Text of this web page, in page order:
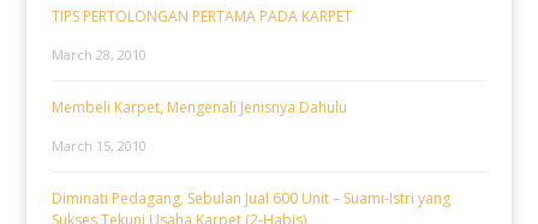
TIPS PERTOLONGAN PERTAMA PADA KARPET
March 28, 2010
Membeli Karpet, Mengenali Jenisnya Dahulu
March 15, 2010
Diminati Pedagang, Sebulan Jual 600 Unit – Suami-Istri yang
Sukses Tekuni Usaha Karpet (2-Habis)